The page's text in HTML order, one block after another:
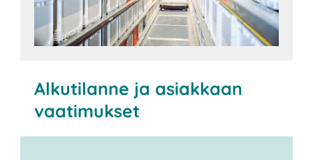
Alkutilanne ja asiakkaan
vaatimukset